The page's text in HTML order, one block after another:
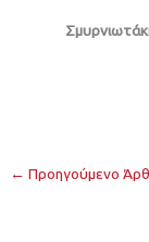
← Προηγούμενο